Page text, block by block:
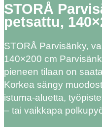
STORÅ
petsattu,
STORÅ Parvisänky,
140×200 cm
pieneen tilaan on
Korkea sängy
istuma-aluetta,
– tai vaikkapa